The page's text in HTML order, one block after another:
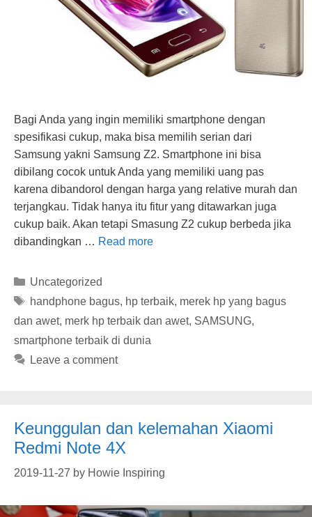
Bagi Anda yang ingin memiliki smartphone dengan
spesifikasi cukup, maka bisa memilih serian dari
Samsung yakni Samsung Z2. Smartphone ini bisa
dibilang cocok untuk Anda yang memiliki uang pas
karena dibandorol dengan harga yang relative murah dan
terjangkau. Tidak hanya itu fitur yang ditawarkan juga
cukup baik. Akan tetapi Smasung Z2 cukup berbeda jika
dibandingkan … Read more
Categories
Uncategorized
Tags
handphone bagus, hp terbaik, merek hp yang bagus
dan awet, merk hp terbaik dan awet, SAMSUNG,
smartphone terbaik di dunia
Leave a comment
Keunggulan dan kelemahan Xiaomi
Redmi Note 4X
2019-11-27 by Howie Inspiring